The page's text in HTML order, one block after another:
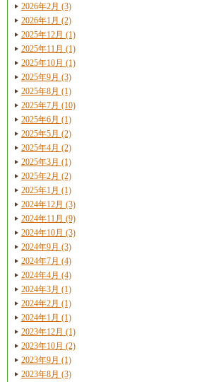
2026年2月 (3)
2026年1月 (2)
2025年12月 (1)
2025年11月 (1)
2025年10月 (1)
2025年9月 (3)
2025年8月 (1)
2025年7月 (10)
2025年6月 (1)
2025年5月 (2)
2025年4月 (2)
2025年3月 (1)
2025年2月 (2)
2025年1月 (1)
2024年12月 (3)
2024年11月 (9)
2024年10月 (3)
2024年9月 (3)
2024年7月 (4)
2024年4月 (4)
2024年3月 (1)
2024年2月 (1)
2024年1月 (1)
2023年12月 (1)
2023年10月 (2)
2023年9月 (1)
2023年8月 (3)